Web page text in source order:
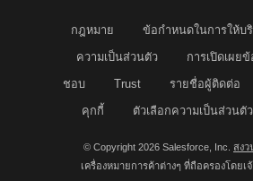
กฎหมาย ข้อกำหนดในการให้บ
ความเป็นส่วนตัว
การเปิดเผย
ชอบ
Trust รายชื่อผู้ติดต่อ
คุกกี้
ตัวเลือกความเป็นส่วน
© Copyright 2026 Salesforce, Inc. สง
เครื่องหมายการค้าต่างๆ ที่ถือครองโดยเ